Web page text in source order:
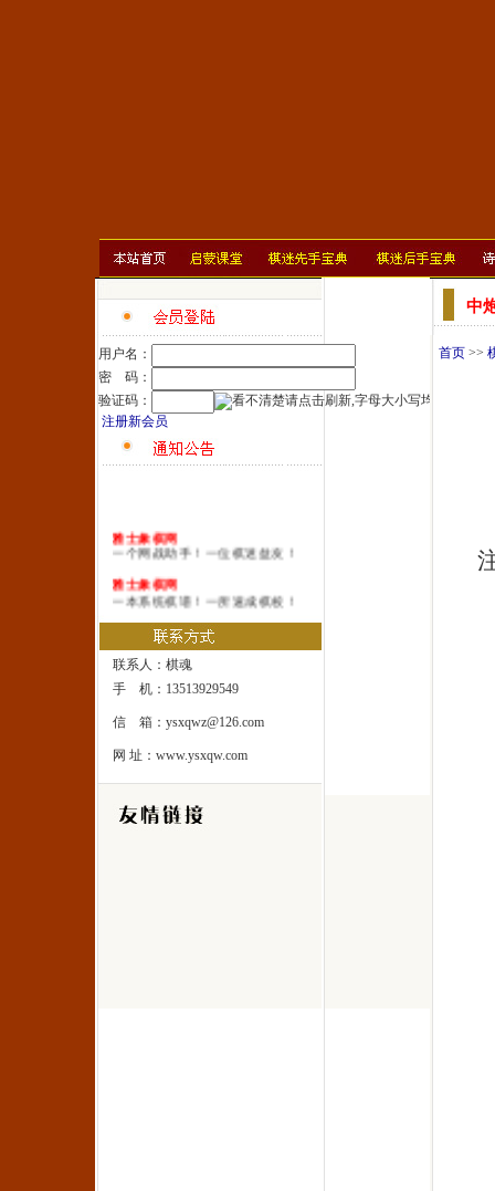
用户名：
密 码：
验证码：
注册新会员
雅士象棋网
一个网战助手！一位棋迷益友！
雅士象棋网
一本系统棋谱！一所速成棋校！
雅士象棋网
一处修身圣地！一座雅士乐园！
联系人：棋魂
手 机：13513929549
信 箱：ysxqwz@126.com
网 址：www.ysxqw.com
中
首页>>